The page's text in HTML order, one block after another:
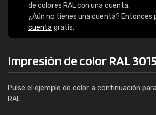
de colores RAL con una cuenta.
¿Aún no tienes una cuenta? Entonces
cuenta gratis.
Impresión de color RAL
Pulse el ejemplo de color a continuación
RAL: